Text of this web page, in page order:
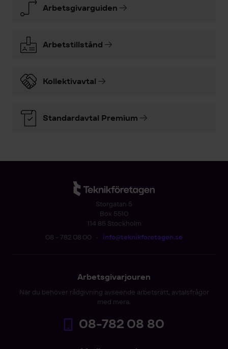
Arbetsgivarguiden
Arbetstillstånd
Kollektivavtal
Standardavtal Premium
Storgatan 5
Box 5510
114 85 Stockholm
08 - 782 08 00 • info@teknikforetagen.se
Arbetsgivarjouren
När du behöver rådgivning avseende arbetsrätt, avtalsfrågor
med mera.
08-782 08 80